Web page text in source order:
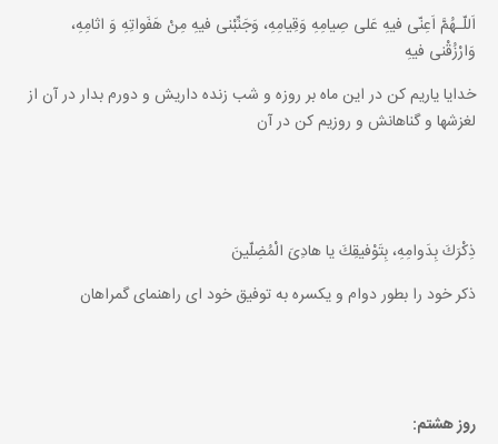
اَللّـهُمَّ اَعِنّى فيهِ عَلى صِيامِهِ وَقِيامِهِ، وَجَنِّبْنى فيهِ مِنْ هَفَواتِهِ وَ اثامِهِ،
وَارْزُقْنى فيهِ
خدايا ياريم كن در اين ماه بر روزه و شب زنده داريش و دورم بدار در آن از
لغزشها و گناهانش و روزيم كن در آن
ذِكْرَكَ بِدَوامِهِ، بِتَوْفيقِكَ يا هادِىَ الْمُضِلّينَ
ذكر خود را بطور دوام و يكسره به توفيق خود اى راهنماى گمراهان
روز هشتم: